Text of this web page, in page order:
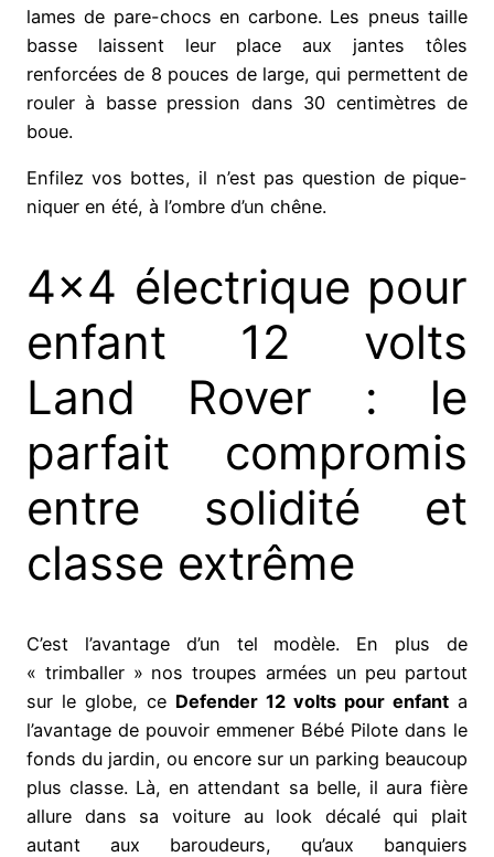
lames de pare-chocs en carbone. Les pneus taille
basse laissent leur place aux jantes tôles
renforcées de 8 pouces de large, qui permettent de
rouler à basse pression dans 30 centimètres de
boue.
Enfilez vos bottes, il n’est pas question de pique-
niquer en été, à l’ombre d’un chêne.
4×4 électrique pour
enfant 12 volts
Land Rover : le
parfait compromis
entre solidité et
classe extrême
C’est l’avantage d’un tel modèle. En plus de
« trimballer » nos troupes armées un peu partout
sur le globe, ce Defender 12 volts pour enfant a
l’avantage de pouvoir emmener Bébé Pilote dans le
fonds du jardin, ou encore sur un parking beaucoup
plus classe. Là, en attendant sa belle, il aura fière
allure dans sa voiture au look décalé qui plait
autant aux baroudeurs, qu’aux banquiers